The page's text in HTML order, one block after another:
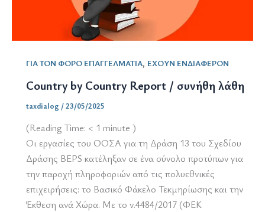
ΓΙΑ ΤΟΝ ΦΟΡΟ ΕΠΑΓΓΕΛΜΑΤΙΑ, ΕΧΟΥΝ ΕΝΔΙΑΦΕΡΟΝ
Country by Country Report / συνήθη λάθη
taxdialog /23/05/2025
(Reading Time: < 1 minute )
Οι εργασίες του ΟΟΣΑ για τη Δράση 13 του Σχεδίου
Δράσης BEPS κατέληξαν σε ένα σύνολο προτύπων για
την παροχή πληροφοριών από τις πολυεθνικές
επιχειρήσεις: το Βασικό Φάκελο Τεκμηρίωσης και την
Έκθεση ανά Χώρα. Με το ν.4484/2017 (ΦΕΚ